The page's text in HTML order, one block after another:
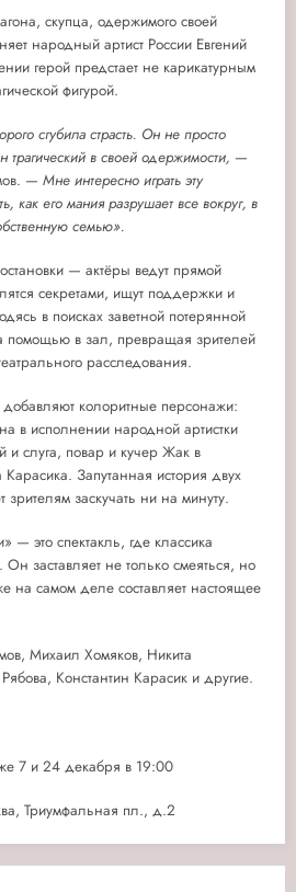
скупца, одержимого своей
народный артист России Евгений
герой предстает не карикатурным
фигурой.
сгубила страсть. Он не просто
в своей одержимости, —
— Мне интересно играть эту
как его мания разрушает все вокруг, в
семью».
— актёры ведут прямой
секретами, ищут поддержки и
в поисках заветной потерянной
помощью в зал, превращая зрителей
расследования.
добавляют колоритные персонажи:
в исполнении народной артистки
и слуга, повар и кучер Жак в
Запутанная история двух
заскучать ни на минуту.
это спектакль, где классика
заставляет не только смеяться, но
на самом деле составляет настоящее
Михаил Хомяков, Никита
Константин Карасик и другие.
7 и 24 декабря в 19:00
Триумфальная пл., д.2